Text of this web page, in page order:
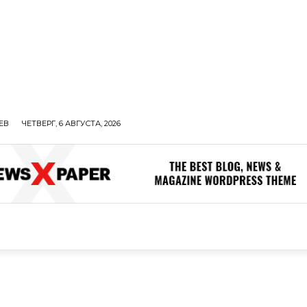
ЧЕТВЕРГ, 6 АВГУСТА, 2026